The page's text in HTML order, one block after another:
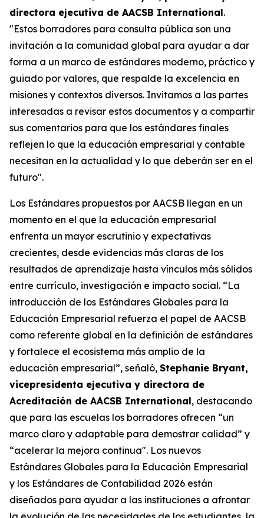
directora ejecutiva de AACSB International.
"Estos borradores para consulta pública son una
invitación a la comunidad global para ayudar a dar
forma a un marco de estándares moderno, práctico y
guiado por valores, que respalde la excelencia en
misiones y contextos diversos. Invitamos a las partes
interesadas a revisar estos documentos y a compartir
sus comentarios para que los estándares finales
reflejen lo que la educación empresarial y contable
necesitan en la actualidad y lo que deberán ser en el
futuro".
Los Estándares propuestos por AACSB llegan en un
momento en el que la educación empresarial
enfrenta un mayor escrutinio y expectativas
crecientes, desde evidencias más claras de los
resultados de aprendizaje hasta vínculos más sólidos
entre currículo, investigación e impacto social. “La
introducción de los Estándares Globales para la
Educación Empresarial refuerza el papel de AACSB
como referente global en la definición de estándares
y fortalece el ecosistema más amplio de la
educación empresarial”, señaló, Stephanie Bryant,
vicepresidenta ejecutiva y directora de
Acreditación de AACSB International, destacando
que para las escuelas los borradores ofrecen “un
marco claro y adaptable para demostrar calidad” y
“acelerar la mejora continua". Los nuevos
Estándares Globales para la Educación Empresarial
y los Estándares de Contabilidad 2026 están
diseñados para ayudar a las instituciones a afrontar